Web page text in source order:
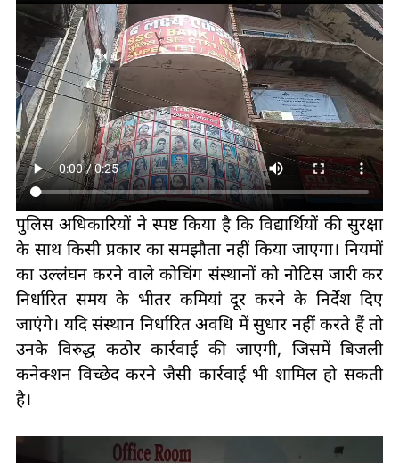
पुलिस अधिकारियों ने स्पष्ट किया है कि विद्यार्थियों की सुरक्षा
के साथ किसी प्रकार का समझौता नहीं किया जाएगा। नियमों
का उल्लंघन करने वाले कोचिंग संस्थानों को नोटिस जारी कर
निर्धारित समय के भीतर कमियां दूर करने के निर्देश दिए
जाएंगे। यदि संस्थान निर्धारित अवधि में सुधार नहीं करते हैं तो
उनके विरुद्ध कठोर कार्रवाई की जाएगी, जिसमें बिजली
कनेक्शन विच्छेद करने जैसी कार्रवाई भी शामिल हो सकती
है।